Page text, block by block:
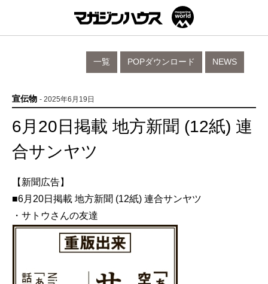
NEWS
POPダウンロード
一覧
宣伝物 - 2025年6月19日
6月20日掲載 地方新聞 (12紙) 連
合サンヤツ
【新聞広告】
■6月20日掲載 地方新聞 (12紙) 連合サンヤツ
・サトウさんの友達